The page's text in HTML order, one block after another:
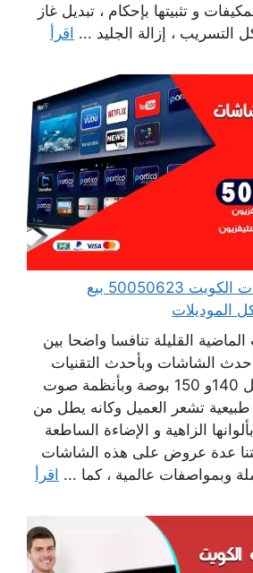
و تثبيتها بإحكام ، تبديل غاز
التسريب ، إزالة الجليد ... اقرأ
بيع تلفزيونات شاشات الكويت 50050623 بيع
الموديلات
القليلة تنافسا واضحا بين
الشاشات وبأحدث التقنيات
وبأحجام متنوعة تصل 140و 150 بوصة وبأنظمة صوت
تشعر العميل وكانه يطل من
الزاهية و الإضاءة الساطعة
عدة عروض على هذه الشاشات
وبمواصفات عالمية ، كما ... اقرأ